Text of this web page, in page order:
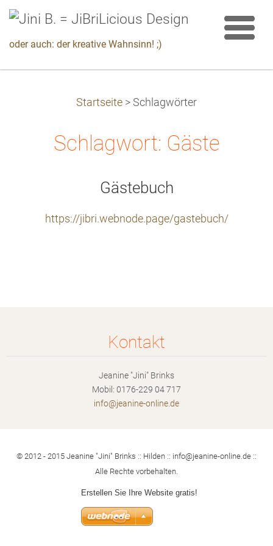
oder auch: der kreative Wahnsinn! ;)
Startseite > Schlagwörter
Schlagwort: Gäste
Gästebuch
https://jibri.webnode.page/gastebuch/
Kontakt
Jeanine "Jini" Brinks
Mobil: 0176-229 04 717
info@jeanine-onl ine.de
© 2012 - 2015 Jeanine "Jini" Brinks :: Hilden :: info@jeanine-online.de ::
Alle Rechte vorbehalten.
Erstellen Sie Ihre Website gratis!